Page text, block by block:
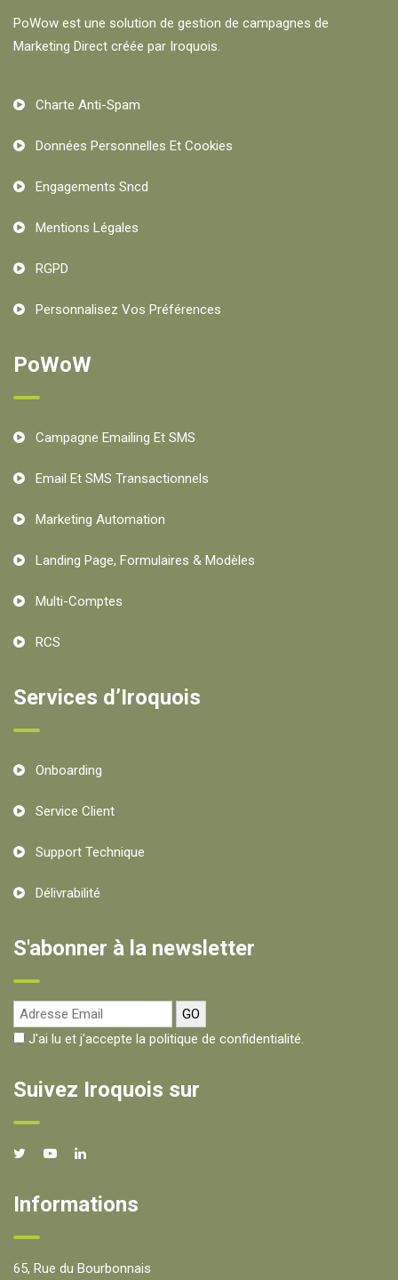
PoWow est une solution de gestion de campagnes de
Marketing Direct créée par Iroquois.
Charte Anti-Spam
Données Personnelles Et Cookies
Engagements Sncd
Mentions Légales
RGPD
Personnalisez Vos Préférences
PoWoW
Campagne Emailing Et SMS
Email Et SMS Transactionnels
Marketing Automation
Landing Page, Formulaires & Modèles
Multi-Comptes
RCS
Services d’Iroquois
Onboarding
Service Client
Support Technique
Délivrabilité
S'abonner à la newsletter
J'ai lu et j'accepte la politique de confidentialité.
Suivez Iroquois sur
Informations
65, Rue du Bourbonnais